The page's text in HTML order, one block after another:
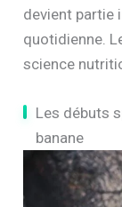
devient partie
quotidienne.
science
Les débuts
banane